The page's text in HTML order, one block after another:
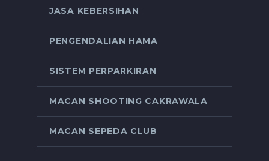
JASA KEBERSIHAN
PENGENDALIAN HAMA
SISTEM PERPARKIRAN
MACAN SHOOTING CAKRAWALA
MACAN SEPEDA CLUB